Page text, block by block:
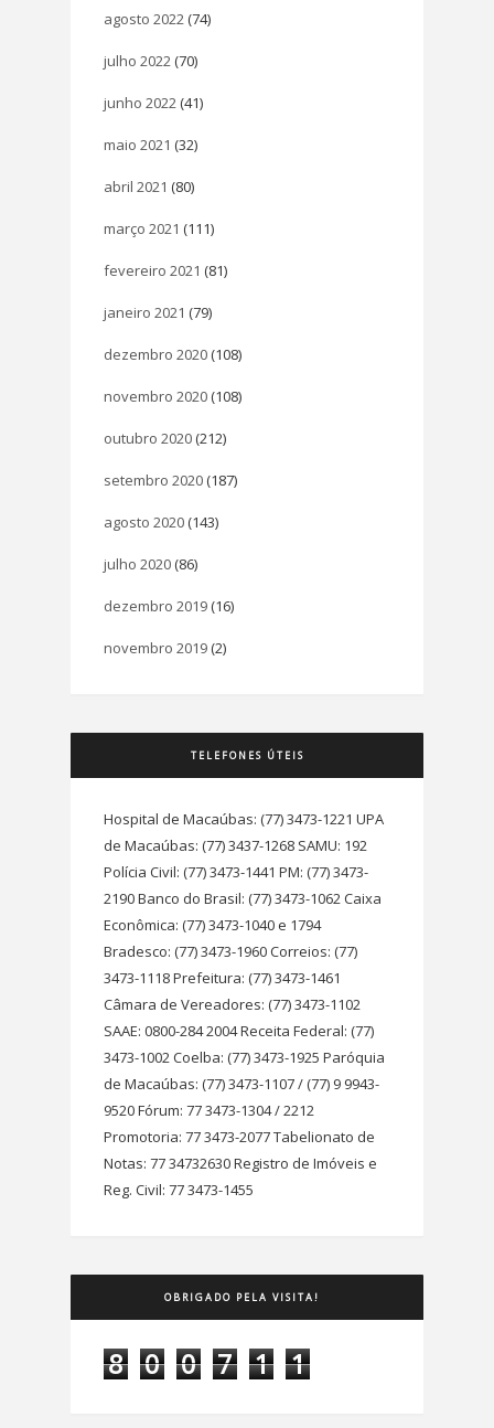
agosto 2022 (74)
julho 2022 (70)
junho 2022 (41)
maio 2021 (32)
abril 2021 (80)
março 2021 (111)
fevereiro 2021 (81)
janeiro 2021 (79)
dezembro 2020 (108)
novembro 2020 (108)
outubro 2020 (212)
setembro 2020 (187)
agosto 2020 (143)
julho 2020 (86)
dezembro 2019 (16)
novembro 2019 (2)
TELEFONES ÚTEIS
Hospital de Macaúbas: (77) 3473-1221 UPA
de Macaúbas: (77) 3437-1268 SAMU: 192
Polícia Civil: (77) 3473-1441 PM: (77) 3473-
2190 Banco do Brasil: (77) 3473-1062 Caixa
Econômica: (77) 3473-1040 e 1794
Bradesco: (77) 3473-1960 Correios: (77)
3473-1118 Prefeitura: (77) 3473-1461
Câmara de Vereadores: (77) 3473-1102
SAAE: 0800-284 2004 Receita Federal: (77)
3473-1002 Coelba: (77) 3473-1925 Paróquia
de Macaúbas: (77) 3473-1107 / (77) 9 9943-
9520 Fórum: 77 3473-1304 / 2212
Promotoria: 77 3473-2077 Tabelionato de
Notas: 77 34732630 Registro de Imóveis e
Reg. Civil: 77 3473-1455
OBRIGADO PELA VISITA!
8 0 0 7 1 1